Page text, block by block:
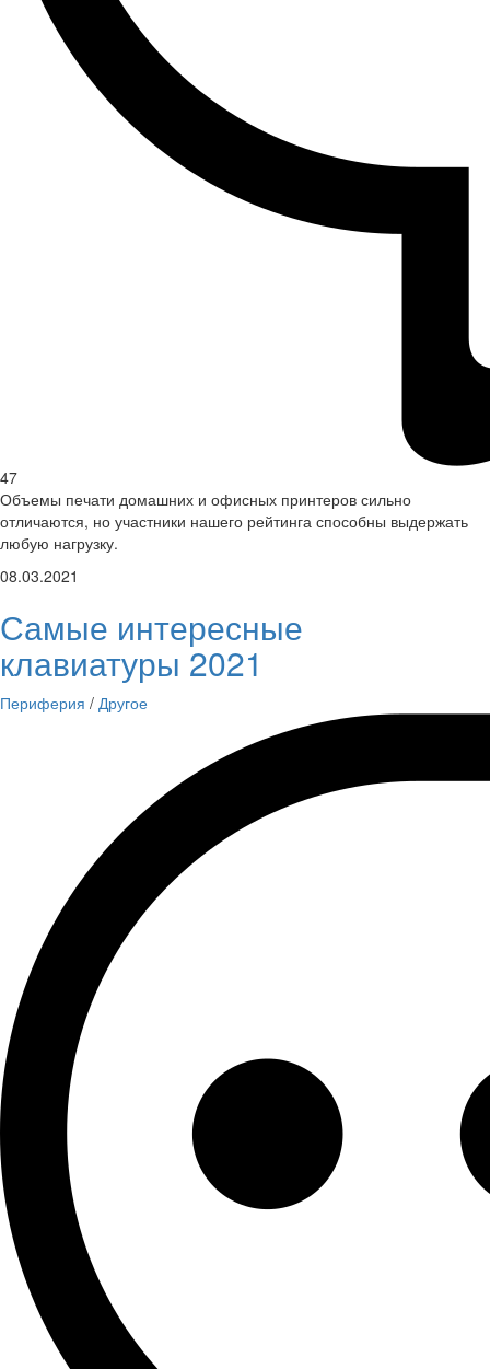
47
Объемы печати домашних и офисных принтеров сильно
отличаются, но участники нашего рейтинга способны выдержать
любую нагрузку.
08.03.2021
Самые интересные
клавиатуры 2021
Периферия / Другое